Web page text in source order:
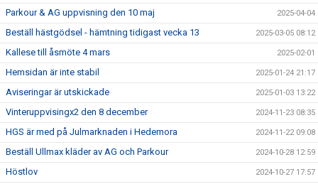
Parkour & AG uppvisning den 10 maj 2025-04-04
Beställ hästgödsel - hämtning tidigast vecka 13 2025-03-05 08:12
Kallese till åsmöte 4 mars 2025-02-01
Hemsidan är inte stabil 2025-01-24 21:17
Aviseringar är utskickade 2025-01-03 13:22
Vinteruppvisingx2 den 8 december 2024-11-23 08:35
HGS är med på Julmarknaden i Hedemora 2024-11-22 09:08
Beställ Ullmax kläder av AG och Parkour 2024-10-28 12:59
Höstlov 2024-10-27 17:57